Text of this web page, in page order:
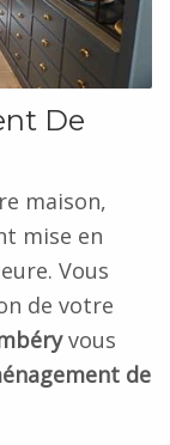
De
maison,
mise en
Vous
de votre
vous
de